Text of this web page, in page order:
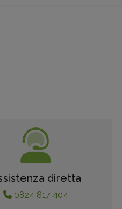
diretta
0824 817 404